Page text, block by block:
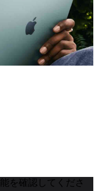
を確認してくださ